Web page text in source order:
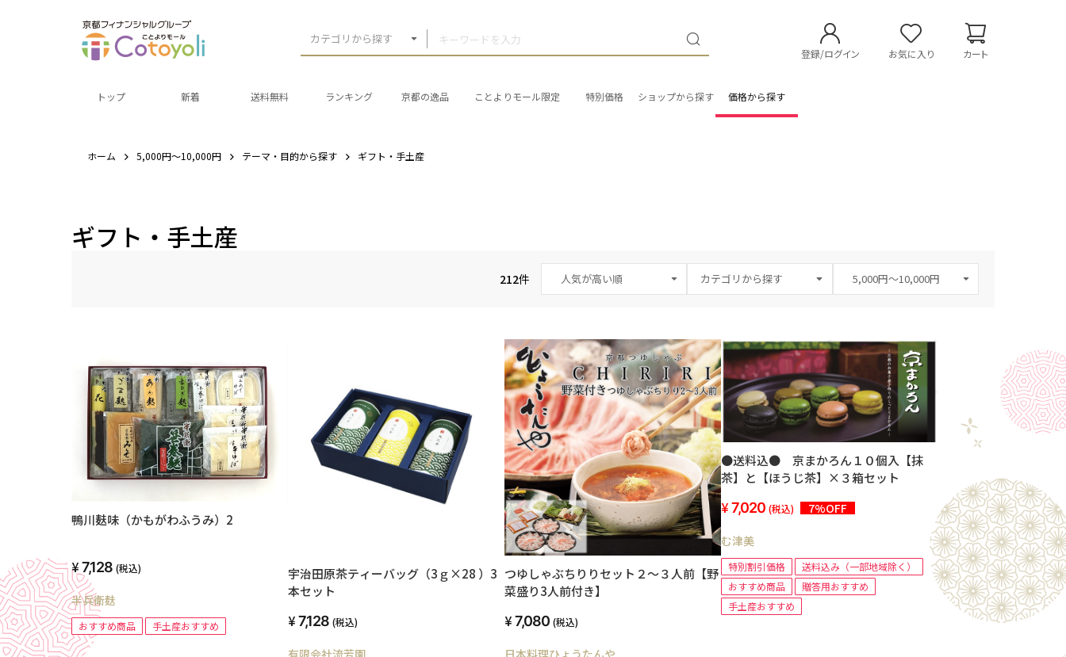
カテゴリから探す
登録/ログイン お気に入り カート
トップ 新着 送料無料 ランキング 京都の逸品 ことよりモール限定 特別価格 ショップから探す 価格から探す
ホーム 5,000円～10,000円 テーマ・目的から探す ギフト・手土産
ギフト・手土産
212件 カテゴリから探す
鴨川麸味（かもがわふうみ）2
7,128 (税込)
半兵衛麸
おすすめ商品 手土産おすすめ
宇治田原茶ティーバッグ（3ｇ×28 ）3
本セット
7,128 (税込)
有限会社流芳園
つゆしゃぶちりりセット２～３人前【野
菜盛り3人前付き】
7,080 (税込)
日本料理ひょうたんや
●送料込● 京まかろん１０個入【抹
茶】と【ほうじ茶】×３箱セット
7,020 (税込) 7%OFF
む津美
特別割引価格
送料込み（一部地域除く）
おすすめ商品
贈答用おすすめ
手土産おすすめ